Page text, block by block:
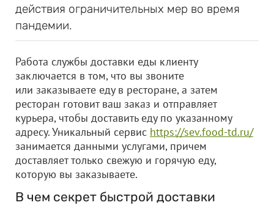
действия ограничительных мер во время
пандемии.
Работа службы доставки еды клиенту
заключается в том, что вы звоните
или заказываете еду в ресторане, а затем
ресторан готовит ваш заказ и отправляет
курьера, чтобы доставить еду по указанному
адресу. Уникальный сервис https://sev.food-td.ru/
занимается данными услугами, причем
доставляет только свежую и горячую еду,
которую вы заказываете.
В чем секрет быстрой доставки